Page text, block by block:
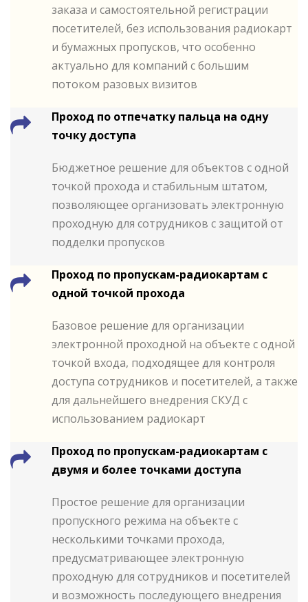
заказа и самостоятельной регистрации
посетителей, без использования радиокарт
и бумажных пропусков, что особенно
актуально для компаний с большим
потоком разовых визитов
Проход по отпечатку пальца на одну
точку доступа
Бюджетное решение для объектов с одной
точкой прохода и стабильным штатом,
позволяющее организовать электронную
проходную для сотрудников с защитой от
подделки пропусков
Проход по пропускам-радиокартам c
одной точкой прохода
Базовое решение для организации
электронной проходной на объекте с одной
точкой входа, подходящее для контроля
доступа сотрудников и посетителей, а также
для дальнейшего внедрения СКУД с
использованием радиокарт
Проход по пропускам-радиокартам c
двумя и более точками доступа
Простое решение для организации
пропускного режима на объекте с
несколькими точками прохода,
предусматривающее электронную
проходную для сотрудников и посетителей
и возможность последующего внедрения